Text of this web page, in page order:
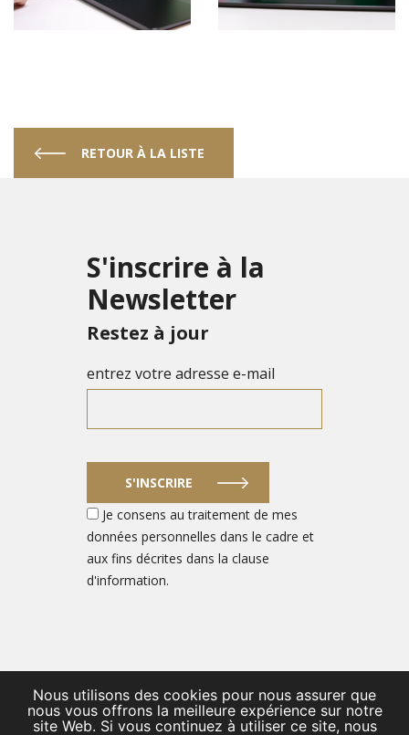
RETOUR À LA LISTE
S'inscrire à la
Newsletter
Restez à jour
entrez votre adresse e-mail
S'INSCRIRE
Je consens au traitement de mes
données personnelles dans le cadre et
aux fins décrites dans la clause
d'information.
© 2026 PORTAIL DES ENTREPRENEURS DU SECTEUR DE LA
DÉFENSE
Nous utilisons des cookies pour nous assurer que
nous vous offrons la meilleure expérience sur notre
site Web. Si vous continuez à utiliser ce site, nous